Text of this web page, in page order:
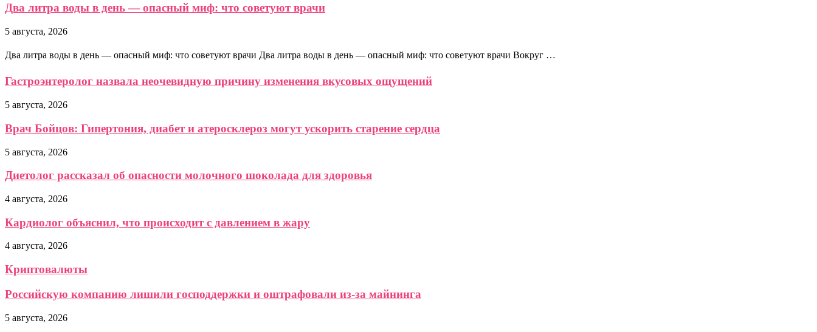
Два литра воды в день — опасный миф: что советуют врачи
5 августа, 2026
Два литра воды в день — опасный миф: что советуют врачи Два литра воды в день — опасный миф: что советуют врачи Вокруг …
Гастроэнтеролог назвала неочевидную причину изменения вкусовых ощущений
5 августа, 2026
Врач Бойцов: Гипертония, диабет и атеросклероз могут ускорить старение сердца
5 августа, 2026
Диетолог рассказал об опасности молочного шоколада для здоровья
4 августа, 2026
Кардиолог объяснил, что происходит с давлением в жару
4 августа, 2026
Криптовалюты
Российскую компанию лишили господдержки и оштрафовали из-за майнинга
5 августа, 2026